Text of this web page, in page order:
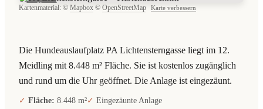
Die Hundeauslaufplatz PA Lichtensterngasse liegt im 12.
Meidling mit 8.448 m² Fläche. Sie ist kostenlos zugänglich
und rund um die Uhr geöffnet. Die Anlage ist eingezäunt.
Fläche: 8.448 m² Eingezäunte Anlage
Karte
Kartenmaterial: © Mapbox © OpenStreetMap Karte verbessern